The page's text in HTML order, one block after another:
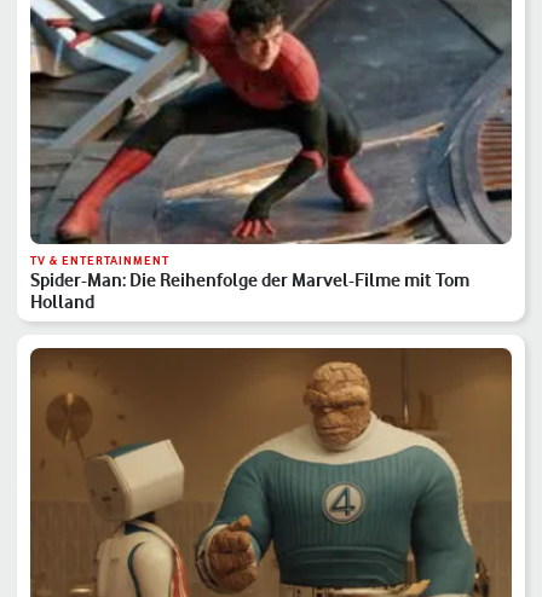
TV & ENTERTAINMENT
Spider-Man: Die Reihenfolge der Marvel-Filme mit Tom
Holland